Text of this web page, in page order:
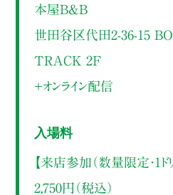
本屋B&B
世田谷区代田2-36-15
TRACK 2F
＋オンライン配信
入場料
【来店参加（数量限定・1ドリ
2,750円（税込）